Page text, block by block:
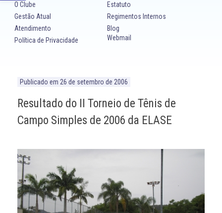
O Clube
Estatuto
Gestão Atual
Regimentos Internos
Atendimento
Blog
Política de Privacidade
Webmail
Publicado em 26 de setembro de 2006
Resultado do II Torneio de Tênis de
Campo Simples de 2006 da ELASE